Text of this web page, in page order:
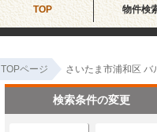
TOP 物件検
TOPページ さいたま市浦和区
検索条件の変更